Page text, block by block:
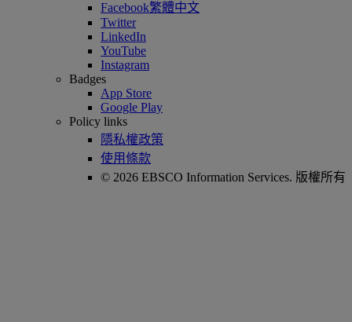
Facebook繁體中文
Twitter
LinkedIn
YouTube
Instagram
Badges
App Store
Google Play
Policy links
隱私權政策
使用條款
© 2026 EBSCO Information Services. 版權所有